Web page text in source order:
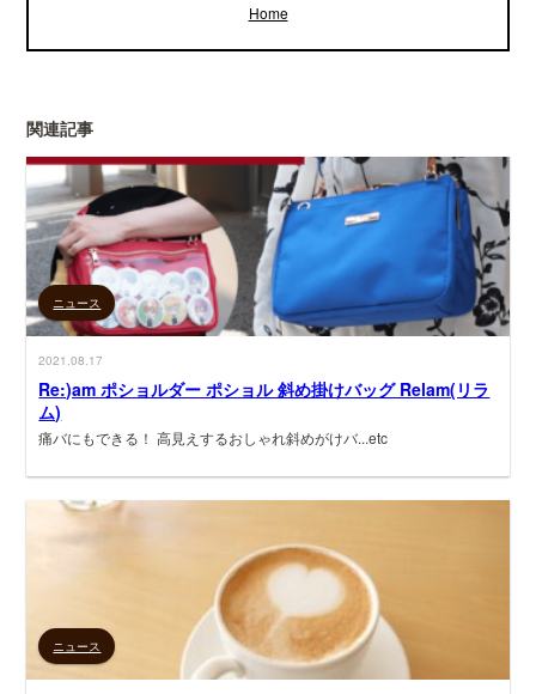
Home
関連記事
ニュース
2021.08.17
Re:)am ポショルダー ポショル 斜め掛けバッグ Relam(リラ
ム)
痛バにもできる！ 高見えするおしゃれ斜めがけバ...etc
ニュース